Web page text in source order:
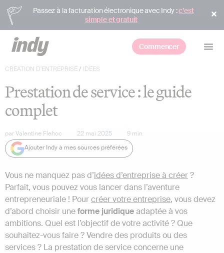
Passez à la facturation électronique avec Indy :c’est
simple et gratuit
Commencer
CRÉATION D'ENTREPRISE/ IDÉES
Prestation de service : le guide
complet
parValentine Flehoc 22 mai 2025 9 min
Ajouter Indy à mes sources préférées
Vous ne manquez pas d’idées d’entreprise à créer?
Parfait, vous pouvez vous lancer dans l’aventure
entrepreneuriale ! Pourcréer votre entreprise, vous devez
d’abord choisir uneforme juridiqueadaptée à vos
ambitions. Quel est l’objectif de votre activité ? Que
souhaitez-vous faire ? Vendre des produits ou des
services ? La prestation de service concerne une